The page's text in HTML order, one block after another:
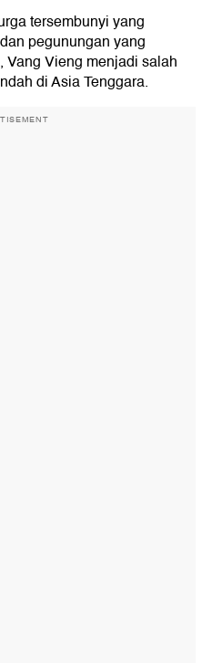
tersembunyi yang
pegunungan yang
Vieng menjadi salah
di Asia Tenggara.